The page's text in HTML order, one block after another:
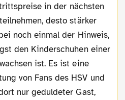
in der nächsten
desto stärker
noch einmal der Hinweis,
den Kinderschuhen einer
ist. Es ist eine
von Fans des HSV und
nur geduldeter Gast,